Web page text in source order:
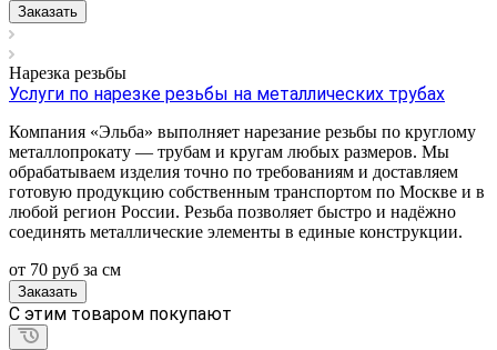
Заказать
Нарезка резьбы
Услуги по нарезке резьбы на металлических трубах
Компания «Эльба» выполняет нарезание резьбы по круглому
металлопрокату — трубам и кругам любых размеров. Мы
обрабатываем изделия точно по требованиям и доставляем
готовую продукцию собственным транспортом по Москве и в
любой регион России. Резьба позволяет быстро и надёжно
соединять металлические элементы в единые конструкции.
от 70 руб за см
Заказать
C этим товаром покупают